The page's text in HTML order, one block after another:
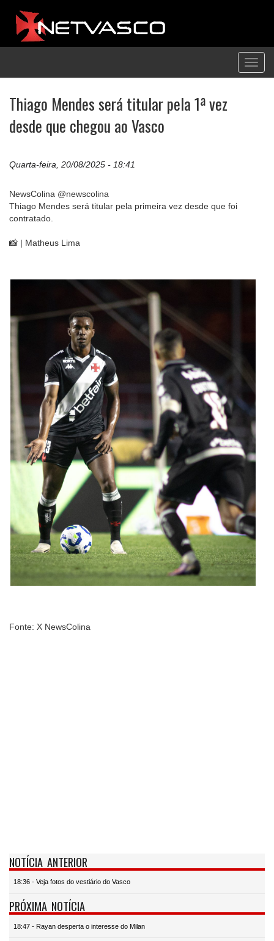
Thiago Mendes será titular pela 1ª vez
desde que chegou ao Vasco
Quarta-feira, 20/08/2025 - 18:41
NewsColina @newscolina
Thiago Mendes será titular pela primeira vez desde que foi
contratado.
📸 | Matheus Lima
Fonte: X NewsColina
NOTÍCIA ANTERIOR
18:36 - Veja fotos do vestiário do Vasco
PRÓXIMA NOTÍCIA
18:47 - Rayan desperta o interesse do Milan